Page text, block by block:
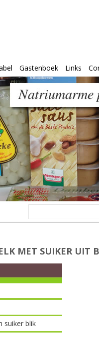
Gastenboek Links
MET SUIKER UIT
suiker blik